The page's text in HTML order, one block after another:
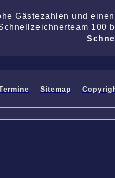
Gästezahlen und
100
Sitemap